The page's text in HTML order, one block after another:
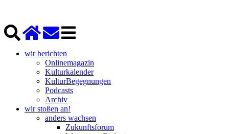
wir berichten
Onlinemagazin
Kulturkalender
KulturBegegnungen
Podcasts
Archiv
wir stoßen an!
anders wachsen
Zukunftsforum